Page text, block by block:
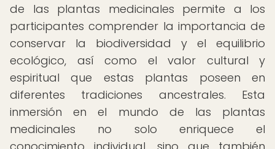
de las plantas medicinales permite a los
participantes comprender la importancia de
conservar la biodiversidad y el equilibrio
ecológico, así como el valor cultural y
espiritual que estas plantas poseen en
diferentes tradiciones ancestrales. Esta
inmersión en el mundo de las plantas
medicinales no solo enriquece el